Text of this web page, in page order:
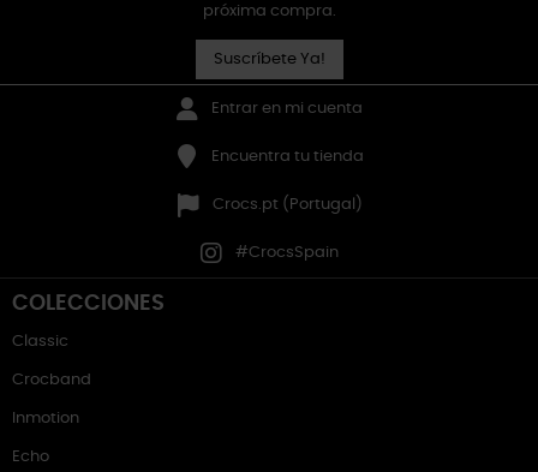
próxima compra.
Suscríbete Ya!
Entrar en mi cuenta
Encuentra tu tienda
Crocs.pt (Portugal)
#CrocsSpain
COLECCIONES
Classic
Crocband
Inmotion
Echo